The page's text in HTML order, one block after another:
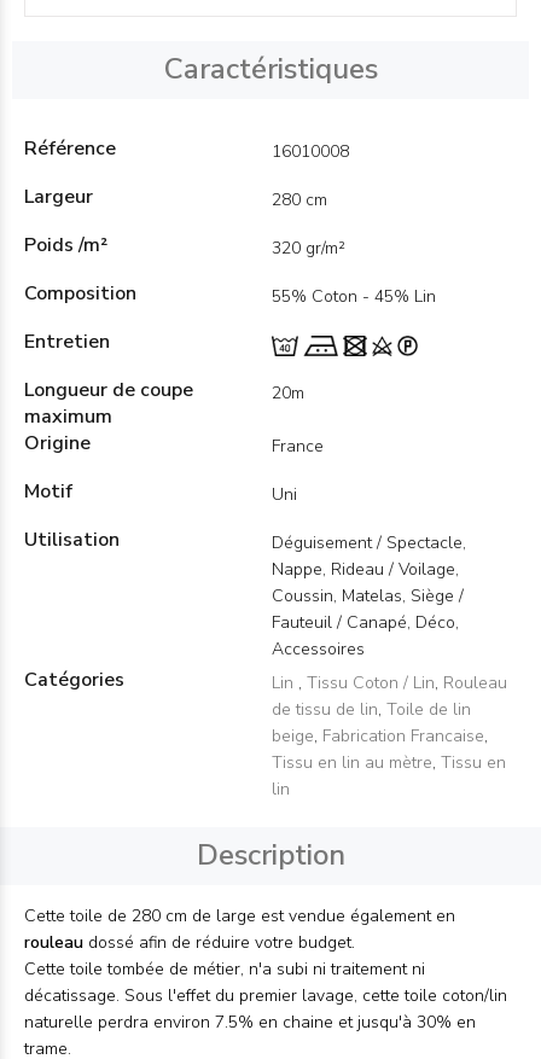
Caractéristiques
Référence 16010008
Largeur 280 cm
Poids /m² 320 gr/m²
Composition 55% Coton - 45% Lin
Entretien
Longueur de coupe
maximum
20m
Origine France
Motif Uni
Utilisation
Déguisement / Spectacle,
Nappe, Rideau / Voilage,
Coussin, Matelas, Siège /
Fauteuil / Canapé, Déco,
Accessoires
Catégories Lin , Tissu Coton / Lin, Rouleau
de tissu de lin, Toile de lin
beige, Fabrication Francaise,
Tissu en lin au mètre, Tissu en
lin
Description
Cette toile de 280 cm de large est vendue également en
rouleau dossé afin de réduire votre budget.
Cette toile tombée de métier, n'a subi ni traitement ni
décatissage. Sous l'effet du premier lavage, cette toile coton/lin
naturelle perdra environ 7.5% en chaine et jusqu'à 30% en
trame.